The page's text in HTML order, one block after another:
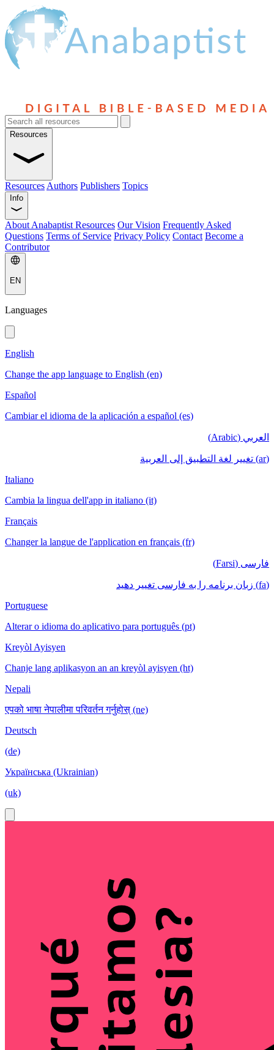
Resources
Resources Authors Publishers Topics
Info
About Anabaptist Resources Our Vision Frequently Asked
Questions Terms of Service Privacy Policy Contact Become a
Contributor
EN
Languages
English
Change the app language to English (en)
Español
Cambiar el idioma de la aplicación a español (es)
العربي (Arabic)
(ar) تغيير لغة التطبيق إلى العربية
Italiano
Cambia la lingua dell'app in italiano (it)
Français
Changer la langue de l'application en français (fr)
فارسی (Farsi)
(fa) زبان برنامه را به فارسی تغییر دهید
Portuguese
Alterar o idioma do aplicativo para português (pt)
Kreyòl Ayisyen
Chanje lang aplikasyon an an kreyòl ayisyen (ht)
Nepali
एपको भाषा नेपालीमा परिवर्तन गर्नुहोस् (ne)
Deutsch
(de)
Українська (Ukrainian)
(uk)